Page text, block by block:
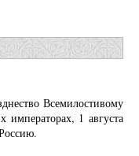
Всемилостивому
1 августа